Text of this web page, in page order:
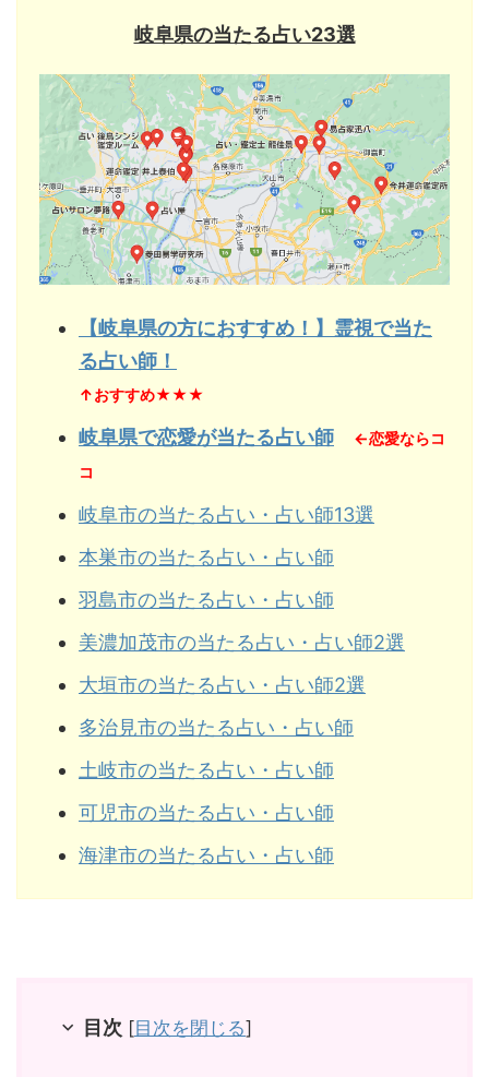
岐阜県の当たる占い23選
【岐阜県の方におすすめ！】霊視で当た
る占い師！
↑おすすめ★★★
岐阜県で恋愛が当たる占い師
←恋愛ならコ
コ
岐阜市の当たる占い・占い師13選
本巣市の当たる占い・占い師
羽島市の当たる占い・占い師
美濃加茂市の当たる占い・占い師2選
大垣市の当たる占い・占い師2選
多治見市の当たる占い・占い師
土岐市の当たる占い・占い師
可児市の当たる占い・占い師
海津市の当たる占い・占い師
目次 [目次を閉じる]